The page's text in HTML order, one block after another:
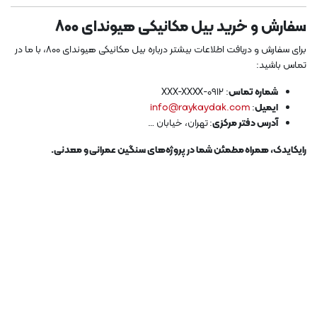
سفارش و خرید بیل مکانیکی هیوندای 800
برای سفارش و دریافت اطلاعات بیشتر درباره بیل مکانیکی هیوندای 800، با ما در
تماس باشید:
شماره تماس: 0912-XXX-XXXX
ایمیل:
info@raykaydak.com
آدرس دفتر مرکزی: تهران، خیابان …
رایکایدک، همراه مطمئن شما در پروژه‌های سنگین عمرانی و معدنی.